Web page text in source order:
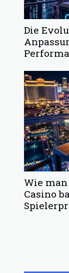
Die
Wie
Casino